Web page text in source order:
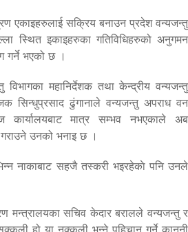
एकाइहरुलाई सक्रिय बनाउन प्रदेश वन्यजन्तु
स्थित इकाइहरुका गतिविधिहरुको अनुगमन
गर्ने भएको छ ।
विभागका महानिर्देशक तथा केन्द्रीय वन्यजन्तु
सिन्धुप्रसाद ढुंगानाले वन्यजन्तु अपराध वन
कार्यालयबाट मात्र सम्भव नभएकाले अब
उनको भनाइ छ ।
नाकाबाट सहजै तस्करी भइरहेकाे पनि उनले
मन्त्रालयका सचिव केदार बरालले वन्यजन्तु र
हो या नक्कली भन्ने पहिचान गर्ने कानुनी